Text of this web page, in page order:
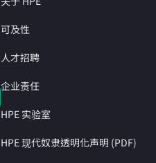
可及性
人才招聘
企业责任
HPE 实验室
HPE 现代奴隶透明化声明 (PDF)